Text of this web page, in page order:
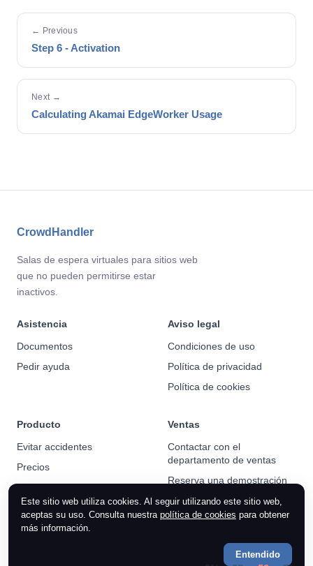
← Previous
Step 6 - Activation
Next →
Calculating Akamai EdgeWorker Usage
CrowdHandler
Salas de espera virtuales para sitios web
que no pueden permitirse estar
inactivos.
Asistencia
Documentos
Pedir ayuda
Aviso legal
Condiciones de uso
Política de privacidad
Política de cookies
Producto
Evitar accidentes
Precios
Noticias
Ventas
Contactar con el
departamento de ventas
Reserva una demostración
Este sitio web utiliza cookies. Al seguir utilizando este sitio web,
aceptas su uso. Consulta nuestra política de cookies para obtener
más información.
Entendido